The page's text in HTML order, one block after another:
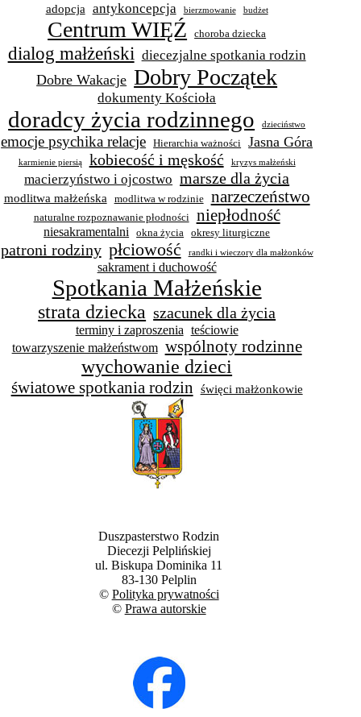
adopcja antykoncepcja bierzmowanie budżet
Centrum WIĘŹ choroba dziecka
dialog małżeński diecezjalne spotkania rodzin
Dobre Wakacje Dobry Początek
dokumenty Kościoła
doradcy życia rodzinnego dzieciństwo
emocje psychika relacje Hierarchia ważności Jasna Góra
karmienie piersią kobiecość i męskość kryzys małżeński
macierzyństwo i ojcostwo marsze dla życia
modlitwa małżeńska modlitwa w rodzinie narzeczeństwo
naturalne rozpoznawanie płodności niepłodność
niesakramentalni okna życia okresy liturgiczne
patroni rodziny płciowość randki i wieczory dla małżonków
sakrament i duchowość
Spotkania Małżeńskie
strata dziecka szacunek dla życia
terminy i zaproszenia teściowie
towarzyszenie małżeństwom wspólnoty rodzinne
wychowanie dzieci
światowe spotkania rodzin święci małżonkowie
Duszpasterstwo Rodzin
Diecezji Pelplińskiej
ul. Biskupa Dominika 11
83-130 Pelplin
© Polityka prywatności
© Prawa autorskie